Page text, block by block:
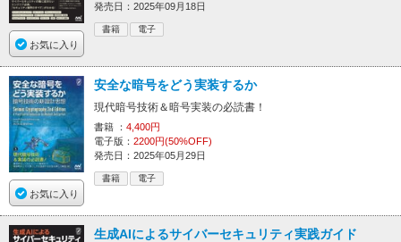
お気に入り
発売日：2025年09月18日
書籍 電子
お気に入り
安全な暗号をどう実装するか
現代暗号技術＆暗号実装の必読書！
書籍 ： 4,400円
電子版： 2200円(50%OFF)
発売日：2025年05月29日
書籍 電子
生成AIによるサイバーセキュリティ実践ガイド